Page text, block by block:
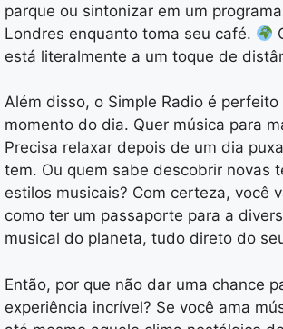
parque ou sintonizar em um
Londres enquanto toma seu café.
está literalmente a um toque de
Além disso, o Simple Radio é
momento do dia. Quer música para
Precisa relaxar depois de um dia
tem. Ou quem sabe descobrir novas
estilos musicais? Com certeza, você
como ter um passaporte para a
musical do planeta, tudo direto do
Então, por que não dar uma chance
experiência incrível? Se você ama